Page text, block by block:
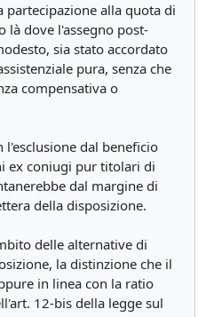
alla quota di
dove l'assegno post-
sia stato accordato
pura, senza che
compensativa o
l'esclusione dal beneficio
ex coniugi pur titolari di
dal margine di
della disposizione.
delle alternative di
la distinzione che il
in linea con la ratio
12-bis della legge sul